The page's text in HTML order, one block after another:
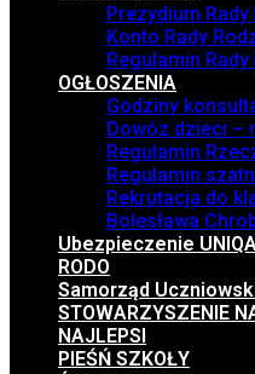
Prezydium
Konto Rady
Regulamin
OGŁOSZENIA
Godziny
Dowóz dzieci –
Regulamin
Regulamin
Rekrutacja do
Bolesława
Ubezpieczenie
RODO
Samorząd
STOWARZYSZENIE
NAJLEPSI
PIEŚŃ SZKOŁY